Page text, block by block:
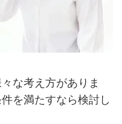
な考え方がありま
を満たすなら検討し